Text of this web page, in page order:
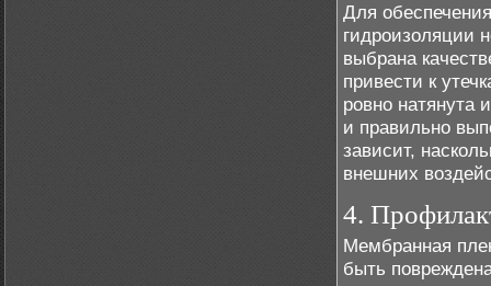
Для
гидроизоляции
выбрана
привести к
ровно
и правильно
зависит,
внешних
4.
Мембранная
быть